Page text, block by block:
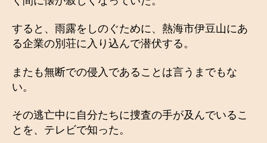
すると、雨露をしのぐために、熱海市伊豆山にあ
る企業の別荘に入り込んで潜伏する。
またも無断での侵入であることは言うまでもな
い。
その逃亡中に自分たちに捜査の手が及んでいるこ
とを、テレビで知った。